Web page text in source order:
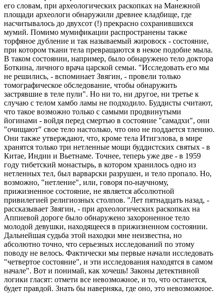
его словам, при археологических раскопках на Манежной
площади археологи обнаружили древнее кладбище, где
насчитывалось до двухсот (!) прекрасно сохранившихся
мумий. Помимо мумификации распространены также
торфяное дубление и так называемый жировоск - состояние,
при котором ткани тела превращаются в некое подобие мыла.
В таком состоянии, например, было обнаружено тело доктора
Боткина, личного врача царской семьи. "Исследовать его мы
не решились, - вспоминает Звягин, - провели только
томографическое обследование, чтобы обнаружить
застрявшие в теле пули". Но ни то, ни другое, ни третье к
случаю с телом хамбо ламы не подходило. Буддисты считают,
что такое возможно только с самыми продвинутыми
йогинами - войдя перед смертью в состояние "самадхи", они
"очищают" свое тело настолько, что оно не поддается тлению.
Они также утверждают, что, кроме тела Итигэлова, в мире
хранятся только три нетленные мощи буддистских святых - в
Китае, Индии и Вьетнаме. Точнее, теперь уже две - в 1959
году тибетский монастырь, в котором хранилось одно из
нетленных тел, был варварски разрушен, и тело пропало. Но,
возможно, "нетление", или, говоря по-научному,
прижизненное состояние, не является абсолютной
привилегией религиозных столпов. "Лет пятнадцать назад, -
рассказывает Звягин, - при археологических раскопках на
Аппиевой дороге было обнаружено захороненное тело
молодой девушки, находящееся в прижизненном состоянии.
Дальнейшая судьба этой находки мне неизвестна, но
абсолютно точно, что серьезных исследований по этому
поводу не велось. Фактически мы первые начали исследовать
"четвертое состояние", и эти исследования находятся в самом
начале". Вот и понимай, как хочешь! Законы детективной
логики гласят: отмети все невозможное, и то, что останется,
будет правдой. Знать бы наверняка, где оно, это невозможное.